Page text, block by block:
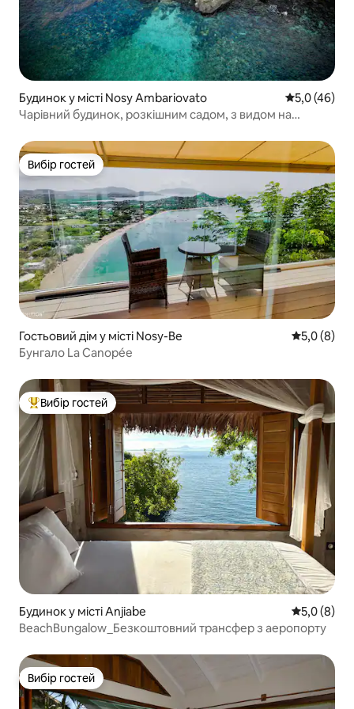
Будинок у місті Nosy Ambariovato Середня
5,0 (46)
Чарівний будинок, розкішним садом, з видом на
Вибір гостей
Вибір гостей
Гостьовий дім у місті Nosy-Be Середня
5,0 (8)
Бунгало La Canopée
Топ вибір гостей
Вибір гостей
Будинок у місті Anjiabe Середня
5,0 (8)
BeachBungalow_Безкоштовний трансфер з аеропорту
Вибір гостей
Вибір гостей